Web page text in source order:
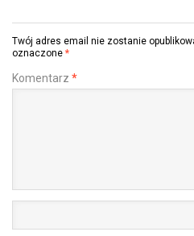
Twój adres email nie zostanie
oznaczone *
Komentarz *